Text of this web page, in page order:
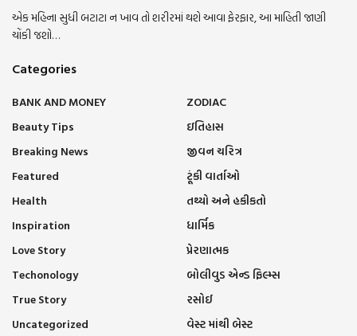
એક મહિના સુધી બટાટા ન ખાવ તો શરીરમાં થશે આવા ફેરફાર, આ માહિતી જાણી
ચોંકી જશો…
Categories
BANK AND MONEY
Beauty Tips
Breaking News
Featured
Health
Inspiration
Love Story
Techonology
True Story
Uncategorized
ZODIAC
ઇતિહાસ
જીવન ચરિત્ર
ટૂંકી વાર્તાઓ
તથ્યો અને હકીકતો
ધાર્મિક
પ્રેરણાત્મક
બોલીવુડ એન્ડ ફિલ્મ્સ
રસોઈ
વેસ્ટ માંથી બેસ્ટ